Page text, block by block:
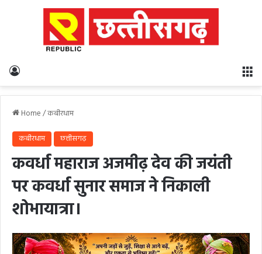
Home/कबीरधाम
कबीरधाम छत्तीसगढ़
कवर्धा महाराज अजमीढ़ देव की जयंती
पर कवर्धा सुनार समाज ने निकाली
शोभायात्रा।